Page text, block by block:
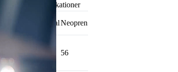
Specifikationer
MaterialNeopren
Fläns 1
ø
56